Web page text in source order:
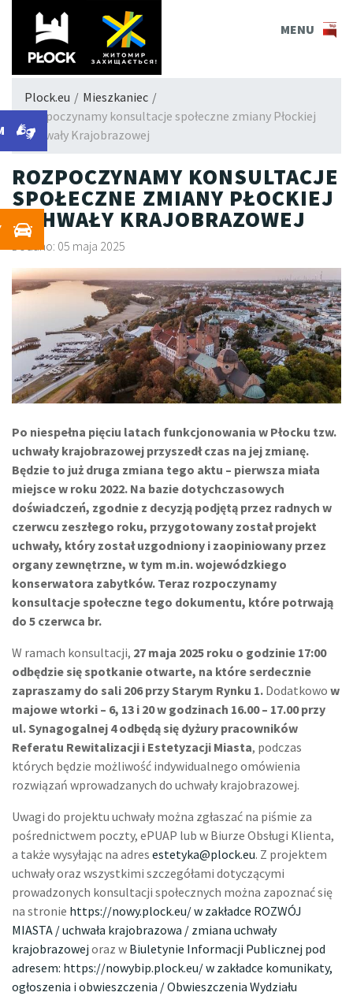
MENU
Plock.eu / Mieszkaniec /
Rozpoczynamy konsultacje społeczne zmiany Płockiej
Uchwały Krajobrazowej
ROZPOCZYNAMY KONSULTACJE
SPOŁECZNE ZMIANY PŁOCKIEJ
UCHWAŁY KRAJOBRAZOWEJ
Dodano: 05 maja 2025
Po niespełna pięciu latach funkcjonowania w Płocku tzw.
uchwały krajobrazowej przyszedł czas na jej zmianę.
Będzie to już druga zmiana tego aktu – pierwsza miała
miejsce w roku 2022. Na bazie dotychczasowych
doświadczeń, zgodnie z decyzją podjętą przez radnych w
czerwcu zeszłego roku, przygotowany został projekt
uchwały, który został uzgodniony i zaopiniowany przez
organy zewnętrzne, w tym m.in. wojewódzkiego
konserwatora zabytków. Teraz rozpoczynamy
konsultacje społeczne tego dokumentu, które potrwają
do 5 czerwca br.
W ramach konsultacji, 27 maja 2025 roku o godzinie 17:00
odbędzie się spotkanie otwarte, na które serdecznie
zapraszamy do sali 206 przy Starym Rynku 1. Dodatkowo w
majowe wtorki – 6, 13 i 20 w godzinach 16.00 – 17.00 przy
ul. Synagogalnej 4 odbędą się dyżury pracowników
Referatu Rewitalizacji i Estetyzacji Miasta, podczas
których będzie możliwość indywidualnego omówienia
rozwiązań wprowadzanych do uchwały krajobrazowej.
Uwagi do projektu uchwały można zgłaszać na piśmie za
pośrednictwem poczty, ePUAP lub w Biurze Obsługi Klienta,
a także wysyłając na adres estetyka@plock.eu. Z projektem
uchwały oraz wszystkimi szczegółami dotyczącymi
prowadzonych konsultacji społecznych można zapoznać się
na stronie https://nowy.plock.eu/ w zakładce ROZWÓJ
MIASTA / uchwała krajobrazowa / zmiana uchwały
krajobrazowej oraz w Biuletynie Informacji Publicznej pod
adresem: https://nowybip.plock.eu/ w zakładce komunikaty,
ogłoszenia i obwieszczenia / Obwieszczenia Wydziału